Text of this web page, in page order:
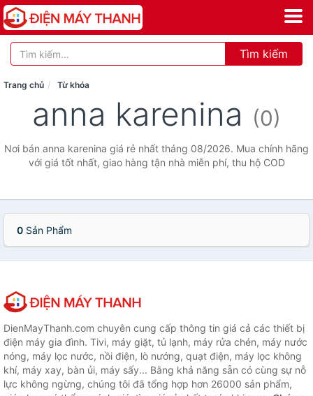
Tìm kiếm
Trang chủ Từ khóa
anna karenina (0)
Nơi bán anna karenina giá rẻ nhất tháng 08/2026. Mua chính hãng
với giá tốt nhất, giao hàng tận nhà miễn phí, thu hộ COD
0 Sản Phẩm
DienMayThanh.com chuyên cung cấp thông tin giá cả các thiết bị
điện máy gia đình. Tivi, máy giặt, tủ lạnh, máy rửa chén, máy nước
nóng, máy lọc nước, nồi điện, lò nướng, quạt điện, máy lọc không
khí, máy xay, bàn ủi, máy sấy... Bằng khả năng sẵn có cùng sự nỗ
lực không ngừng, chúng tôi đã tổng hợp hơn 26000 sản phẩm,